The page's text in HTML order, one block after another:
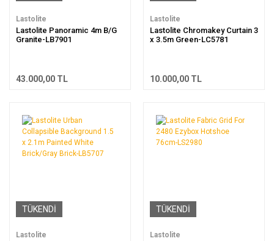
Lastolite
Lastolite Panoramic 4m B/G
Granite-LB7901
43.000,00 TL
Lastolite
Lastolite Chromakey Curtain 3
x 3.5m Green-LC5781
10.000,00 TL
TÜKENDİ
Lastolite
TÜKENDİ
Lastolite